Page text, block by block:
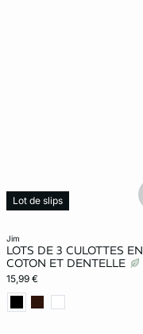
jim
LOTS DE 3 CULOTTES EN
COTON ET DENTELLE
15,99 €
Lot de slips